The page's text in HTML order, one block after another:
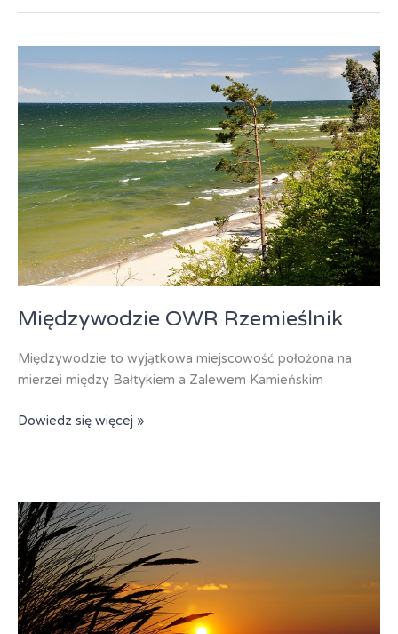
Międzywodzie OWR Rzemieślnik
Międzywodzie to wyjątkowa miejscowość położona na
mierzei między Bałtykiem a Zalewem Kamieńskim
Międzywodzie
Dowiedz się więcej »